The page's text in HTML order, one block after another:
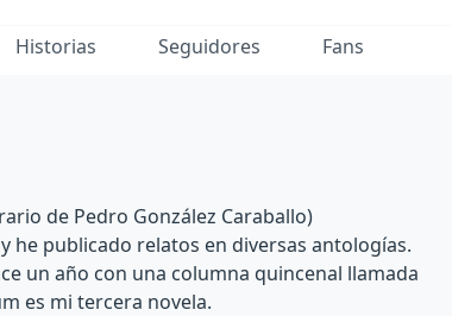
Historias Seguidores Fans
de Pedro González Caraballo)
he publicado relatos en diversas antologías.
un año con una columna quincenal llamada
es mi tercera novela.